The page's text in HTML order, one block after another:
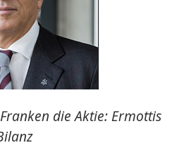
die Aktie: Ermottis